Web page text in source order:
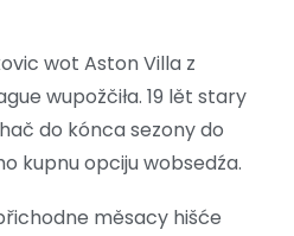
wot Aston Villa z
wupožčiła. 19 lět stary
do kónca sezony do
kupnu opciju wobsedźa.
měsacy hišće